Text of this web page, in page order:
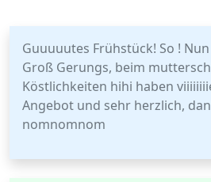
Guuuuutes Frühstück! So !
Groß Gerungs, beim
Köstlichkeiten hihi haben
Angebot und sehr herzlich,
nomnomnom